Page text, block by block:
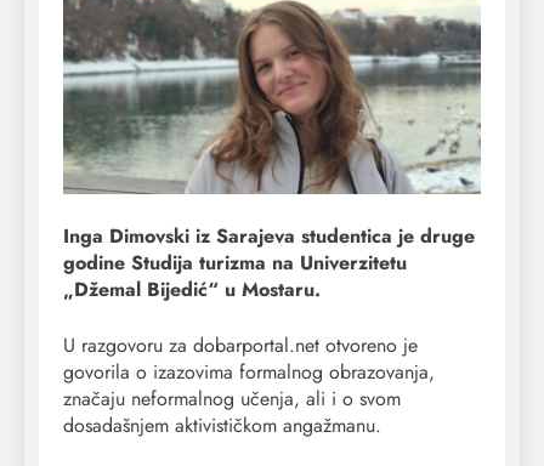
Inga Dimovski iz Sarajeva studentica je druge
godine Studija turizma na Univerzitetu
„Džemal Bijedić“ u Mostaru.
U razgovoru za dobarportal.net otvoreno je
govorila o izazovima formalnog obrazovanja,
značaju neformalnog učenja, ali i o svom
dosadašnjem aktivističkom angažmanu.